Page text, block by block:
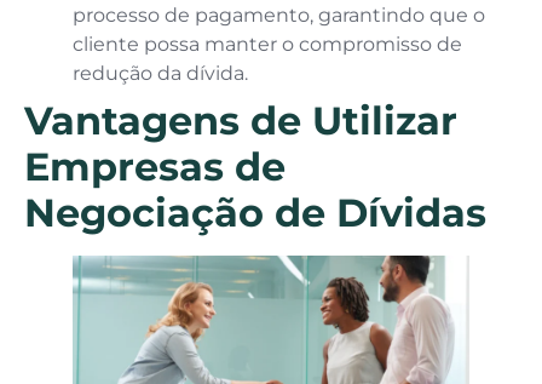
processo de pagamento, garantindo que o
cliente possa manter o compromisso de
redução da dívida.
Vantagens de Utilizar
Empresas de
Negociação de Dívidas